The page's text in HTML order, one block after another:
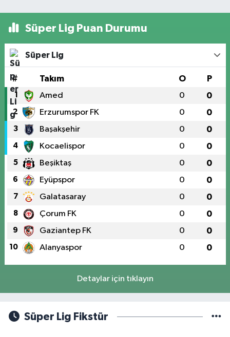
Süper Lig Puan Durumu
Süper Lig
# Takım O P
1 Amed 0 0
2 Erzurumspor FK 0 0
3 Başakşehir 0 0
4 Kocaelispor 0 0
5 Beşiktaş 0 0
6 Eyüpspor 0 0
7 Galatasaray 0 0
8 Çorum FK 0 0
9 Gaziantep FK 0 0
10 Alanyaspor 0 0
Detaylar için tıklayın
Süper Lig Fikstür